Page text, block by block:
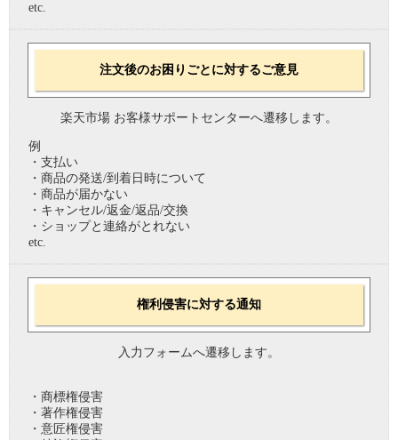
etc.
注文後のお困りごとに対するご意見
楽天市場 お客様サポートセンターへ遷移します。
例
・支払い
・商品の発送/到着日時について
・商品が届かない
・キャンセル/返金/返品/交換
・ショップと連絡がとれない
etc.
権利侵害に対する通知
入力フォームへ遷移します。
・商標権侵害
・著作権侵害
・意匠権侵害